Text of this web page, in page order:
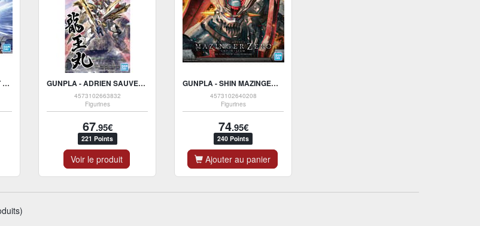
GUNPLA - SUPER ROBOT WARS OG - HG 1/144 - HÜCKEBEIN MK-II MODEL KIT GUNPLA - ADRIEN SAUVEUR DU MONDE - HG 1/144 AMPLIFIED IMGN - RYUOUMARU MODEL KIT
4573102663832
Figurines
67.95€
221 Points
Voir le produit
GUNPLA - SHIN MAZINGER ZERO VS. DARK GENERAL - HG 1/144 - MAZINGER ZERO (INFINITISM) MODEL KIT
4573102640208
Figurines
74.95€
240 Points
Ajouter au panier